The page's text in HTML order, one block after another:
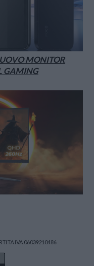
MONITOR
GAMING
IVA 06039210486